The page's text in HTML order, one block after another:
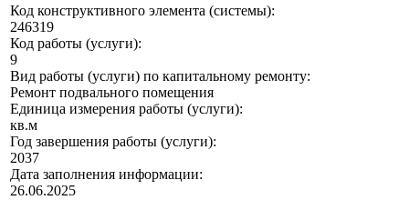
Код конструктивного элемента (системы):
246319
Код работы (услуги):
9
Вид работы (услуги) по капитальному ремонту:
Ремонт подвального помещения
Единица измерения работы (услуги):
кв.м
Год завершения работы (услуги):
2037
Дата заполнения информации:
26.06.2025